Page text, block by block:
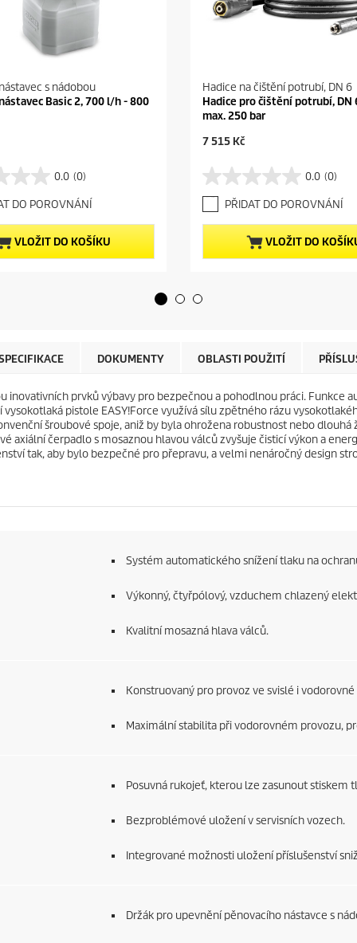
s nádobou
Basic 2, 700 l/h - 800
0.0 (0)
DO POROVNÁNÍ
VLOŽIT DO KOŠÍKU
Hadice na čištění potrubí, DN 6
Hadice pro čištění potrubí, DN
max. 250 bar
C
e
n
t
p
r
u
r
e
7 515 Kč
0.0 (0)
0
.
0
z
5
h
e
PŘIDAT DO POROVNÁNÍ
VLOŽIT DO
DOKUMENTY OBLASTI POUŽITÍ
inovativních prvků výbavy pro bezpečnou a pohodlnou práci.
pistole EASY!Force využívá sílu zpětného rázu
šroubové spoje, aniž by byla ohrožena robustnost nebo
axiální čerpadlo s mosaznou hlavou válců zvyšuje čisticí výkon a
tak, aby bylo bezpečné pro přepravu, a velmi nenáročný design
Systém automatického snížení tlaku na
Výkonný, čtyřpólový, vzduchem chlazený
Kvalitní mosazná hlava válců.
Konstruovaný pro provoz ve svislé i
Maximální stabilita při vodorovném provozu,
Posuvná rukojeť, kterou lze zasunout stiskem
Bezproblémové uložení v servisních vozech.
Integrované možnosti uložení příslušenství
Držák pro upevnění pěnovacího nástavce s